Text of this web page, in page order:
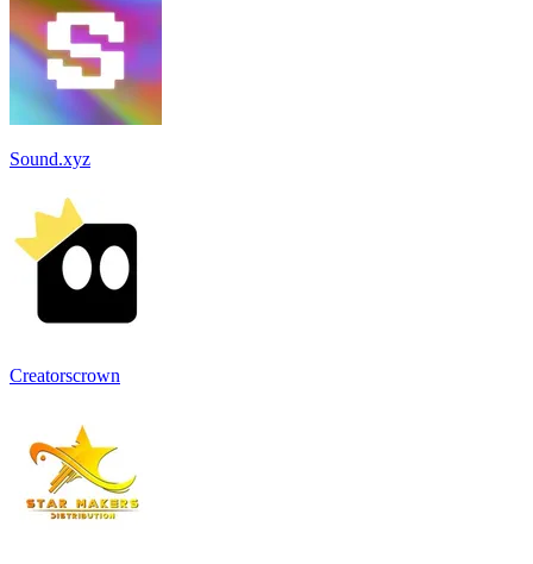
Sound.xyz
Creatorscrown